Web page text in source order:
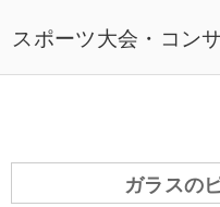
スポーツ大会・コン
ガラスの